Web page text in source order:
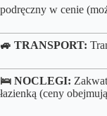
podręczny w cenie
🚙 TRANSPORT:
🛌 NOCLEGI:
łazienką (ceny obejmują